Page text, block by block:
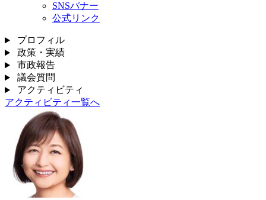
SNSバナー
公式リンク
プロフィル
政策・実績
市政報告
議会質問
アクティビティ
アクティビティ一覧へ